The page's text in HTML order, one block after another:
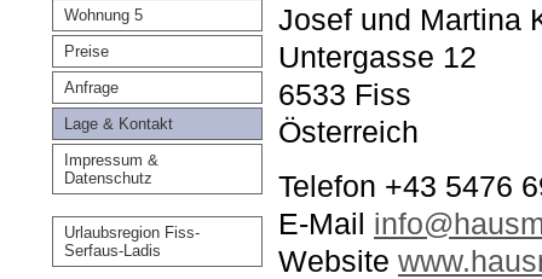
Wohnung 5
Preise
Anfrage
Lage & Kontakt
Impressum &
Datenschutz
Urlaubsregion Fiss-
Serfaus-Ladis
Josef und Martina
Untergasse 12
6533 Fiss
Österreich
Telefon +43 5476
E-Mail
Website